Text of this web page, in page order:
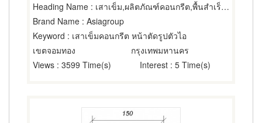
Heading Name : เสาเข็ม,ผลิตภัณฑ์คอนกรีต,พื้นสำเร็จรูป (คอนกรีตเสริมเหล็กและอัดแรง)
Brand Name : Asiagroup
Keyword : เสาเข็มคอนกรีต หน้าตัดรูปตัวไอ
เขตจอมทอง
กรุงเทพมหานคร
Views : 3599 Time(s) Interest : 5 Time(s)